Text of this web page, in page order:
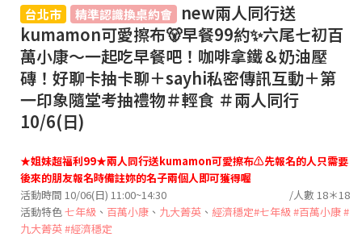
台北市 精準認識換桌約會
new兩人同行送
kumamon可愛擦布🐻早餐99約✨六尾七初百
萬小康～一起吃早餐吧！咖啡拿鐵＆奶油壓
磚！好聊卡抽卡聊＋sayhi私密傳訊互動＋第
一印象隨堂考抽禮物＃輕食 ＃兩人同行
10/6(日)
★姐妹超福利99★兩人同行送kumamon可愛擦布⚠️先報名的人只需要
後來的朋友報名時備註妳的名子兩個人即可獲得喔
活動時間 10/06(日) 11:00~14:30
/人數 18＊18
活動特色七年級 、 百萬小康 、 九大菁英 、 經濟穩定#七年級#百萬小康#
九大菁英#經濟穩定